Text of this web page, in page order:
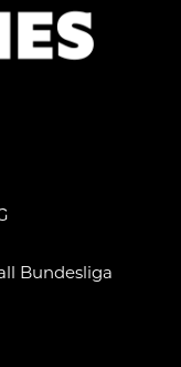
Bundesliga